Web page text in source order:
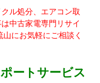
ル処分、エアコン取
中古家電専門リサイ
にお気軽にご相談く
ートサービス